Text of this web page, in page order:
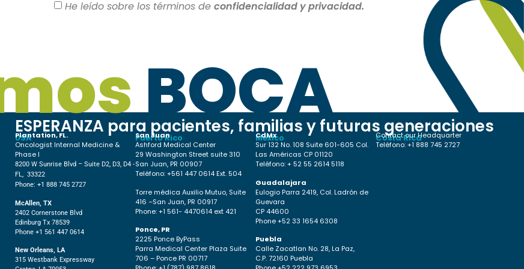
He leído sobre los términos de confidencialidad y privacidad.
BOCA
ESPERANZA para pacientes, familias y futuras generaciones
USA
Plantation, FL.
Oncologist Internal Medicine &
Phase I
8200 W Sunrise Blvd – Suite D2, D3, D4 -
FL, 33322
Phone: +1 888 745 2727
McAllen, TX
2402 Cornerstone Blvd
Edinburg Tx 78539
Phone +1 561 447 0614
New Orleans, LA
315 Westbank Expressway
Puerto Rico
San Juan
Ashford Medical Center
29 Washington Street suite 310
San Juan, PR 00907
Teléfono: +561 447 0614 Ext. 504
Torre médica Auxilio Mutuo, Suite
416 –San Juan, PR 00917
Phone: +1 561- 4470614 ext 421
Ponce, PR
2225 Ponce ByPass
Parra Medical Center Plaza Suite
706 – Ponce PR 00717
México
CdMx
Sur 132 No. 108 Suite 601-605 Col.
Las Américas CP 01120
Teléfono: + 52 55 2614 5118
Guadalajara
Eulogio Parra 2419, Col. Ladrón de
Guevara
CP 44600
Phone +52 33 1654 6308
Puebla
Calle Zacatlan No. 28, La Paz,
C.P. 72160 Puebla
Costa Rica
Contact our Headquarter
Teléfono: +1 888 745 2727